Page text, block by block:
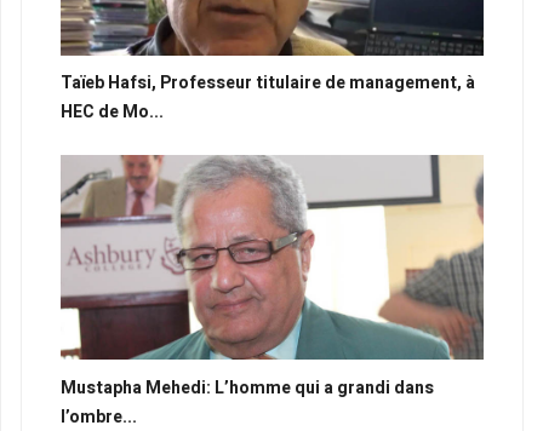
Taïeb Hafsi, Professeur titulaire de management, à
HEC de Mo...
Mustapha Mehedi: L’homme qui a grandi dans
l’ombre...